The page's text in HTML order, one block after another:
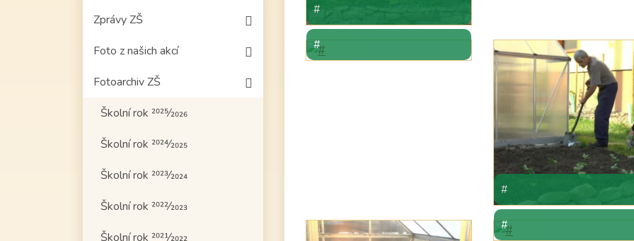
#
#
#
#
Zprávy ZŠ
Foto z našich akcí
Fotoarchiv ZŠ
Školní rok 2025⁄2026
Školní rok 2024⁄2025
Školní rok 2023⁄2024
Školní rok 2022⁄2023
Školní rok 2021⁄2022